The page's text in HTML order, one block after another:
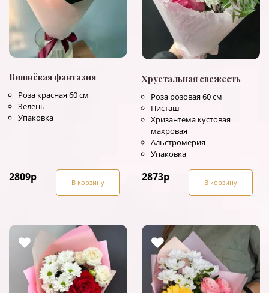
Вишнёвая фантазия
Роза красная 60 см
Зелень
Упаковка
2809р В корзину
Хрустальная свежесть
Роза розовая 60 см
Писташ
Хризантема кустовая
махровая
Альстромерия
Упаковка
2873р В корзину